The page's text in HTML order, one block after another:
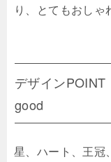
り、とてもおしゃ
デザインPOINT
good
星、ハート、王冠